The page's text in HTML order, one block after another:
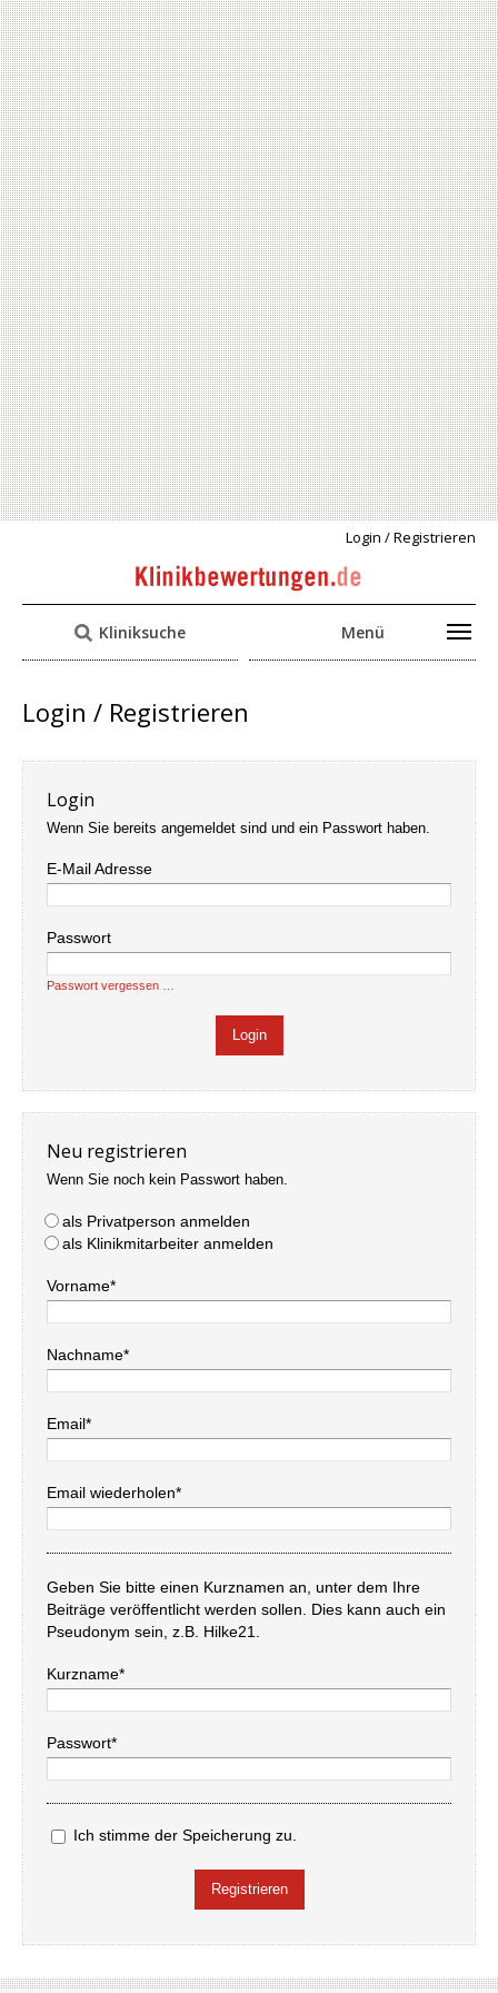
Login / Registrieren
Kliniksuche Menü
Login / Registrieren
Login
Wenn Sie bereits angemeldet sind und ein Passwort haben.
E-Mail Adresse
Passwort
Passwort vergessen …
Neu registrieren
Wenn Sie noch kein Passwort haben.
als Privatperson anmelden
als Klinikmitarbeiter anmelden
Vorname*
Nachname*
Email*
Email wiederholen*
Geben Sie bitte einen Kurznamen an, unter dem Ihre
Beiträge veröffentlicht werden sollen. Dies kann auch ein
Pseudonym sein, z.B. Hilke21.
Kurzname*
Passwort*
Ich stimme der Speicherung zu.